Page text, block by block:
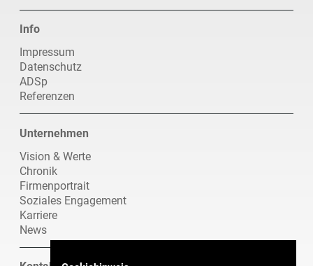
Info
Navigation
überspringen
Impressum
Datenschutz
ADSp
Referenzen
Unternehmen
Navigation
überspringen
Vision & Werte
Chronik
Firmenportrait
Soziales Engagement
Karriere
News